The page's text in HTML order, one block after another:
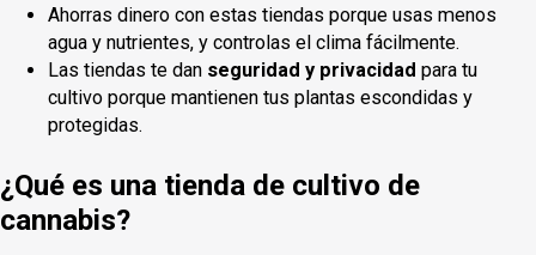
Ahorras dinero con estas tiendas porque usas menos
agua y nutrientes, y controlas el clima fácilmente.
Las tiendas te dan seguridad y privacidad para tu
cultivo porque mantienen tus plantas escondidas y
protegidas.
¿Qué es una tienda de cultivo de
cannabis?